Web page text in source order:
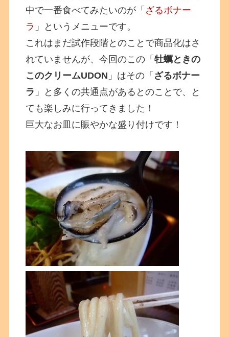
中で一番食べてみたいのが「 ざるボナー
ラ 」というメニューです。
これはまだ試作段階とのことで商品化はさ
れていませんが、今回のこの「牡蠣ときの
このクリームUDON 」はその「 ざるボナー
ラ 」と多くの共通点があるとのことで、と
ても楽しみに行ってきました！
巨大なお皿に賑やかな盛り付けです！